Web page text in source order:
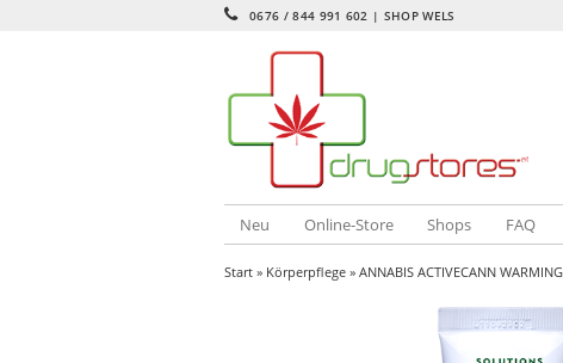
0676 / 844 991 602 | SHOP WELS
Neu Online-Store Shops FAQ
Start » Körperpflege » ANNABIS ACTIVECANN